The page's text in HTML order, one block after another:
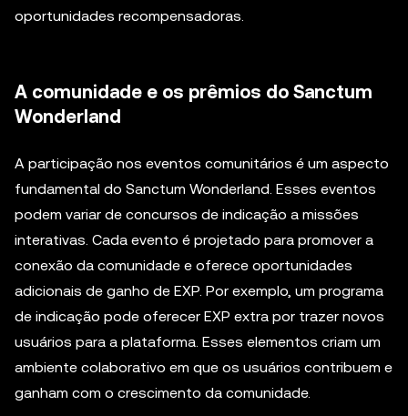
oportunidades recompensadoras.
A comunidade e os prêmios do Sanctum
Wonderland
A participação nos eventos comunitários é um aspecto
fundamental do Sanctum Wonderland. Esses eventos
podem variar de concursos de indicação a missões
interativas. Cada evento é projetado para promover a
conexão da comunidade e oferece oportunidades
adicionais de ganho de EXP. Por exemplo, um programa
de indicação pode oferecer EXP extra por trazer novos
usuários para a plataforma. Esses elementos criam um
ambiente colaborativo em que os usuários contribuem e
ganham com o crescimento da comunidade.